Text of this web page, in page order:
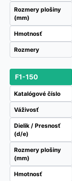
Rozmery plošiny
(mm)
Hmotnosť
Rozmery
F1-150
Katalógové číslo
Váživosť
Dielik / Presnosť
(d/e)
Rozmery plošiny
(mm)
Hmotnosť